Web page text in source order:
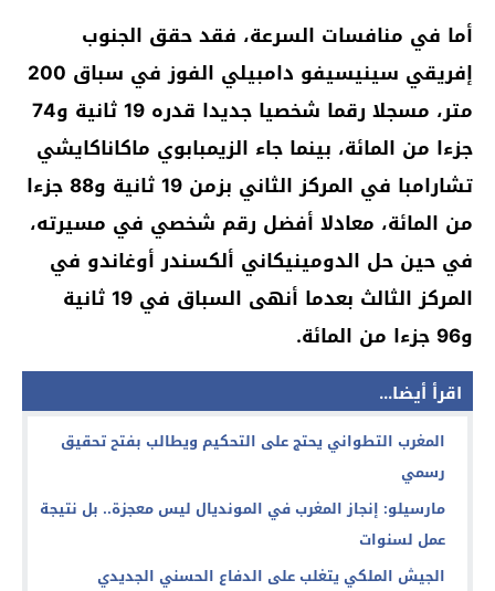
أما في منافسات السرعة، فقد حقق الجنوب
إفريقي سينيسيفو دامبيلي الفوز في سباق 200
متر، مسجلا رقما شخصيا جديدا قدره 19 ثانية و74
جزءا من المائة، بينما جاء الزيمبابوي ماكاناكايشي
تشارامبا في المركز الثاني بزمن 19 ثانية و88 جزءا
من المائة، معادلا أفضل رقم شخصي في مسيرته،
في حين حل الدومينيكاني ألكسندر أوغاندو في
المركز الثالث بعدما أنهى السباق في 19 ثانية
و96 جزءا من المائة.
اقرأ أيضا...
المغرب التطواني يحتج على التحكيم ويطالب بفتح تحقيق
رسمي
مارسيلو: إنجاز المغرب في المونديال ليس معجزة.. بل نتيجة
عمل لسنوات
الجيش الملكي يتغلب على الدفاع الحسني الجديدي